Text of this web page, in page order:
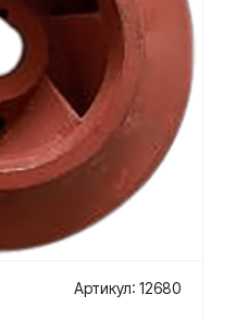
Артикул: 12680